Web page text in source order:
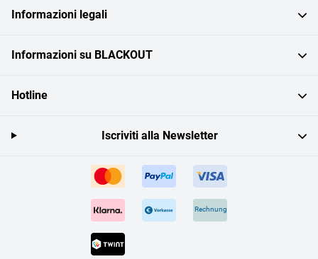
Informazioni legali
Informazioni su BLACKOUT
Hotline
Rechnung
Iscriviti alla Newsletter